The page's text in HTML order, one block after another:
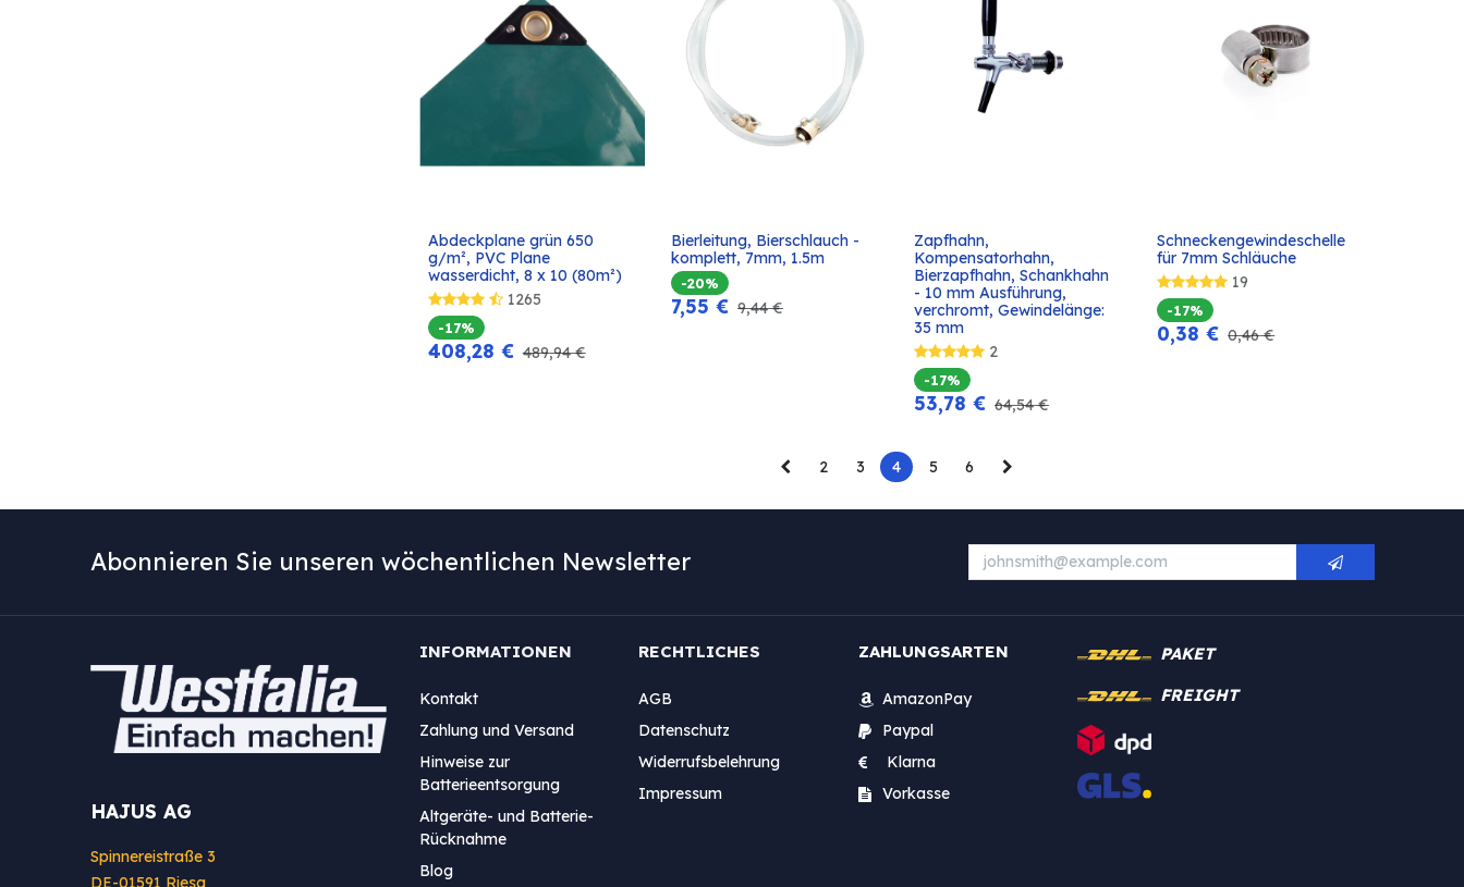
In den
Warenkorb
Abdeckplane grün 650
g/m², PVC Plane
wasserdicht, 8 x 10 (80m²)
1265
-17%
408,28 € 489,94€
In den
Warenkorb
Bierleitung, Bierschlauch -
komplett, 7mm, 1.5m
-20%
7,55 € 9,44€
In den
Warenkorb
Zapfhahn,
Kompensatorhahn,
Bierzapfhahn, Schankhahn
- 10 mm Ausführung,
verchromt, Gewindelänge:
35 mm
2
-17%
53,78 € 64,54€
In den
Warenkorb
Schneckengewindeschelle
für 7mm Schläuche
19
-17%
0,38 € 0,46€
2 3 4 5 6
Abonnieren Sie unseren wöchentlichen Newsletter
HAJUS AG
Spinnereistraße 3
DE-01591 Riesa
INFORMATIONEN
Kontakt
Zahlung und Versand
Hinweise zur
Batterieentsorgung
Altgeräte- und Batterie-
Rücknahme
Blog
RECHTLICHES
AGB
Datenschutz
Widerrufsbelehrung
Impressum
ZAHLUNGSARTEN
AmazonPay
Paypal
Klarna
Vorkasse
PAKET
FREIGHT